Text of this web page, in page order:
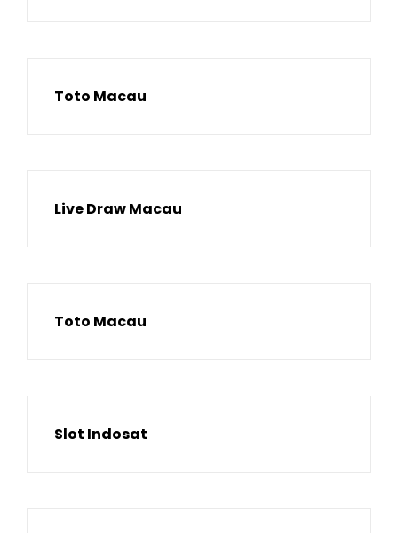
Toto Macau
Live Draw Macau
Toto Macau
Slot Indosat